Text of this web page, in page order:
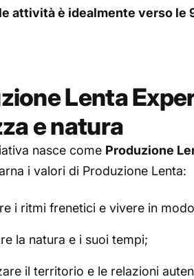
attività è idealmente verso le
Lenta
e natura
nasce come Produzione
i valori di Produzione Lenta:
i ritmi frenetici e vivere in
la natura e i suoi tempi;
il territorio e le relazioni